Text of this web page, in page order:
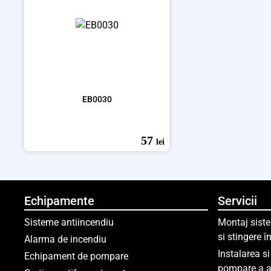
EB0030
57 lei
Echipamente
Sisteme antiincendiu
Alarma de incendiu
Echipament de pompare
Servicii
Montaj
si stingere
Instalarea
pompare a